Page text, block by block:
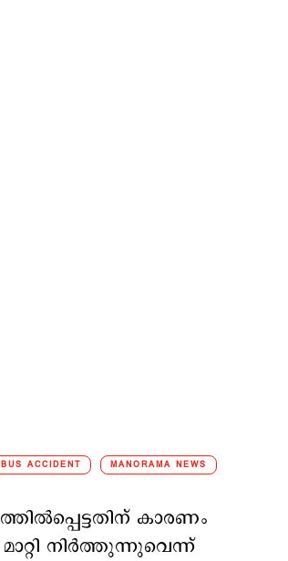
BUS ACCIDENT MANORAMA NEWS
കാരണം
നിര്‍ത്തുന്നുവെന്ന്